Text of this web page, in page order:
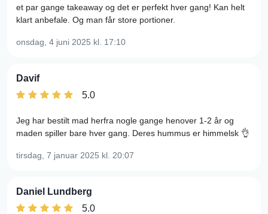
et par gange takeaway og det er perfekt hver gang! Kan helt
klart anbefale. Og man får store portioner.
onsdag, 4 juni 2025 kl. 17:10
Davif
5.0
Jeg har bestilt mad herfra nogle gange henover 1-2 år og
maden spiller bare hver gang. Deres hummus er himmelsk 👌
tirsdag, 7 januar 2025 kl. 20:07
Daniel Lundberg
5.0